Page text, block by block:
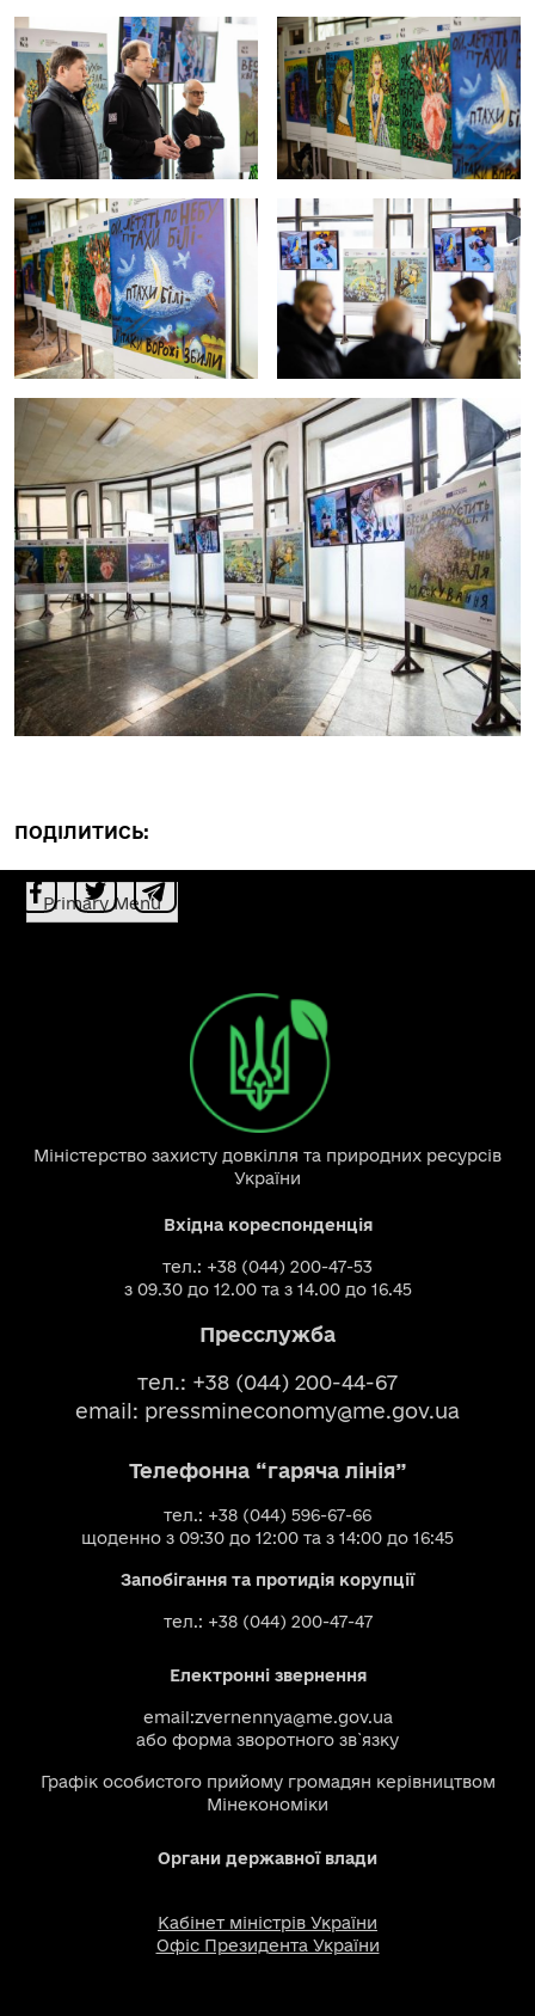
ПОДІЛИТИСЬ:
Primary Menu
Міністерство захисту довкілля та природних ресурсів
України
Вхідна кореспонденція
тел.: +38 (044) 200-47-53
з 09.30 до 12.00 та з 14.00 до 16.45
Пресслужба
тел.: +38 (044) 200-44-67
email: pressmineconomy@me.gov.ua
Телефонна “гаряча лінія”
тел.: +38 (044) 596-67-66
щоденно з 09:30 до 12:00 та з 14:00 до 16:45
Запобігання та протидія корупції
тел.: +38 (044) 200-47-47
Електронні звернення
email:zvernennya@me.gov.ua
або форма зворотного зв`язку
Графік особистого прийому громадян керівництвом
Мінекономіки
Органи державної влади
Кабінет міністрів України
Офіс Президента України